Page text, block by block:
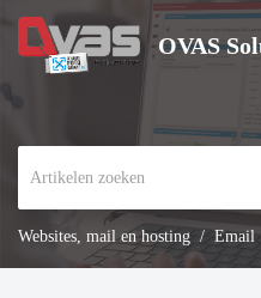
OVAS
Websites, mail en hosting Email